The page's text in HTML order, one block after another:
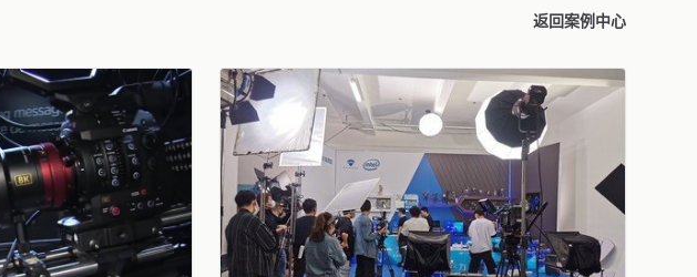
返回案例中心